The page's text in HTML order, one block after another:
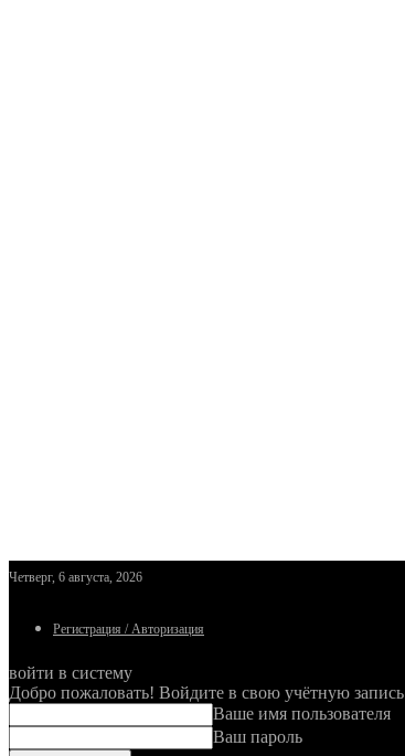
Четверг, 6 августа, 2026
Регистрация / Авторизация
войти в систему
Добро пожаловать! Войдите в свою учётную запись
Ваше имя пользователя
Ваш пароль